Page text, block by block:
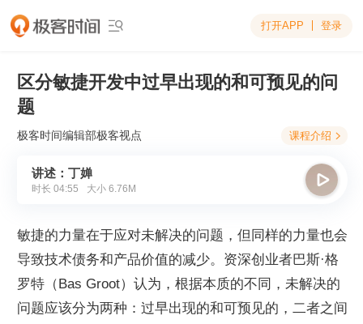
 打开APP 登录
区分敏捷开发中过早出现的和可预见的问
题
极客时间编辑部极客视点 课程介绍 
讲述：丁婵
时长 04:55 大小 6.76M

敏捷的力量在于应对未解决的问题，但同样的力量也会
导致技术债务和产品价值的减少。资深创业者巴斯·格
罗特（Bas Groot）认为，根据本质的不同，未解决的
问题应该分为两种：过早出现的和可预见的，二者之间